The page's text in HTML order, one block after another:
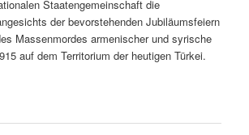
Staatengemeinschaft die
der bevorstehenden Jubiläumsfeiern
Massenmordes armenischer und syrische
auf dem Territorium der heutigen Türkei.